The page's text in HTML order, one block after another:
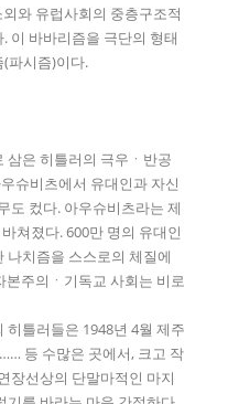
와 유럽사회의 중층구조적
이 바바리즘을 극단의 형태
파시즘)이다.
삼은 히틀러의 극우ㆍ반공
슈비츠에서 유대인과 자신
도 컸다. 아우슈비츠라는 제
쳐졌다. 600만 명의 유대인
나치즘을 스스로의 체질에
주의ㆍ기독교 사회는 비로
틀러들은 1948년 4월 제주
등 수많은 곳에서, 크고 작
장선상의 단말마적인 마지